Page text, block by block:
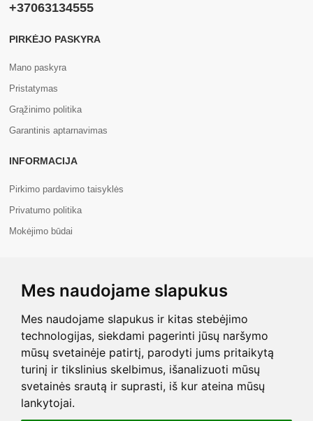
Mes naudojame slapukus
Mes naudojame slapukus ir kitas stebėjimo
technologijas, siekdami pagerinti jūsų naršymo
mūsų svetainėje patirtį, parodyti jums pritaikytą
turinį ir tikslinius skelbimus, išanalizuoti mūsų
svetainės srautą ir suprasti, iš kur ateina mūsų
lankytojai.
+37063134555
PIRKĖJO PASKYRA
Mano paskyra
Pristatymas
Grąžinimo politika
Garantinis aptarnavimas
INFORMACIJA
Pirkimo pardavimo taisyklės
Privatumo politika
Mokėjimo būdai
Apie mus
Copyright © 2026 Com+. Visos teisės saugomos.